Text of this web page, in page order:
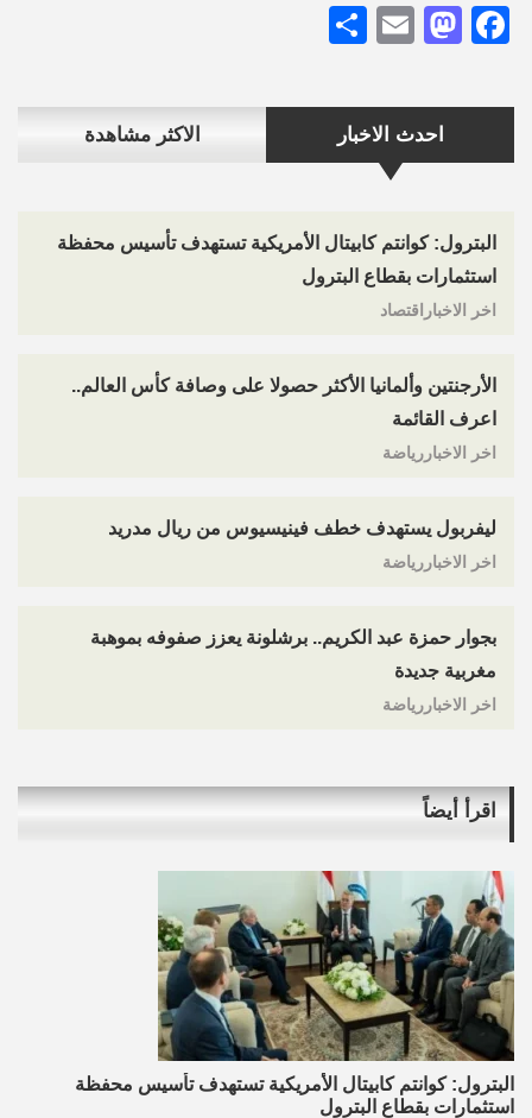
احدث الاخبار الاكثر مشاهدة
البترول: كوانتم كابيتال الأمريكية تستهدف تأسيس محفظة
استثمارات بقطاع البترول
اخر الاخباراقتصاد
الأرجنتين وألمانيا الأكثر حصولا على وصافة كأس العالم..
اعرف القائمة
اخر الاخباررياضة
ليفربول يستهدف خطف فينيسيوس من ريال مدريد
اخر الاخباررياضة
بجوار حمزة عبد الكريم.. برشلونة يعزز صفوفه بموهبة
مغربية جديدة
اخر الاخباررياضة
Facebook
Mastodon
Email
اقرأ أيضاً
البترول: كوانتم كابيتال الأمريكية تستهدف تأسيس محفظة
استثمارات بقطاع البترول